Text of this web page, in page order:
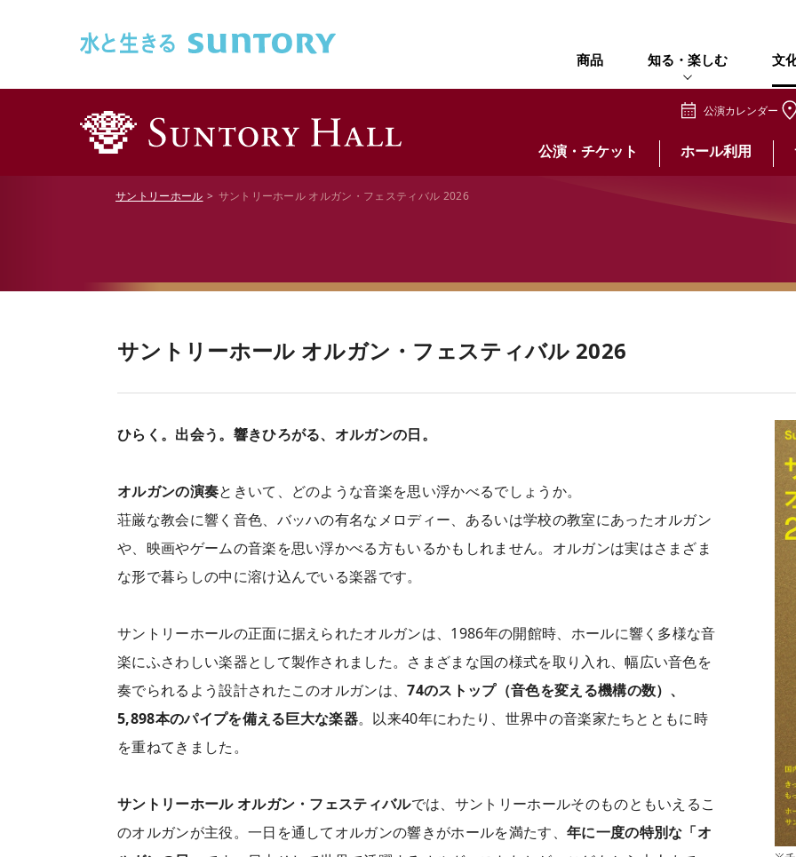
商品 知る・楽しむ 文
公演カレンダー
公演・チケット ホール利用
サントリーホール サントリーホール オルガン・フェスティバル 2026
サントリーホール オルガン・フェスティバル 2026
ひらく。出会う。響きひろがる、オルガンの日。
オルガンの演奏ときいて、どのような音楽を思い浮かべるでしょうか。
荘厳な教会に響く音色、バッハの有名なメロディー、あるいは学校の教室にあったオルガン
や、映画やゲームの音楽を思い浮かべる方もいるかもしれません。オルガンは実はさまざま
な形で暮らしの中に溶け込んでいる楽器です。
サントリーホールの正面に据えられたオルガンは、1986年の開館時、ホールに響く多様な音
楽にふさわしい楽器として製作されました。さまざまな国の様式を取り入れ、幅広い音色を
奏でられるよう設計されたこのオルガンは、74のストップ（音色を変える機構の数）、
5,898本のパイプを備える巨大な楽器。以来40年にわたり、世界中の音楽家たちとともに時
を重ねてきました。
サントリーホール オルガン・フェスティバルでは、サントリーホールそのものともいえるこ
のオルガンが主役。一日を通してオルガンの響きがホールを満たす、 年に一度の特別な「オ